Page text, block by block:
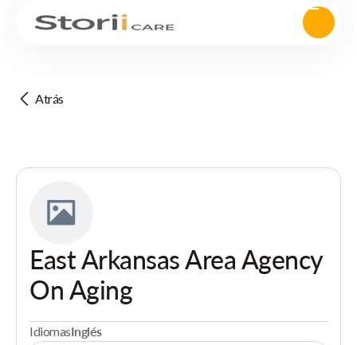
Atrás
East Arkansas Area Agency
On Aging
IdiomasInglés